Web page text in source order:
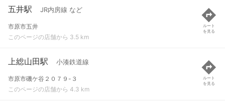
五井駅 JR内房線 など
市原市五井
このページの店舗から 3.5 km
ルート
を見る
上総山田駅 小湊鉄道線
市原市磯ケ谷２０７９-３
このページの店舗から 4.3 km
ルート
を見る